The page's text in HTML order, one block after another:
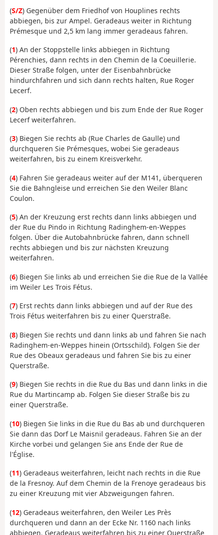
(S/Z) Gegenüber dem Friedhof von Houplines rechts
abbiegen, bis zur Ampel. Geradeaus weiter in Richtung
Prémesque und 2,5 km lang immer geradeaus fahren.
(1) An der Stoppstelle links abbiegen in Richtung
Pérenchies, dann rechts in den Chemin de la Coeuillerie.
Dieser Straße folgen, unter der Eisenbahnbrücke
hindurchfahren und sich dann rechts halten, Rue Roger
Lecerf.
(2) Oben rechts abbiegen und bis zum Ende der Rue Roger
Lecerf weiterfahren.
(3) Biegen Sie rechts ab (Rue Charles de Gaulle) und
durchqueren Sie Prémesques, wobei Sie geradeaus
weiterfahren, bis zu einem Kreisverkehr.
(4) Fahren Sie geradeaus weiter auf der M141, überqueren
Sie die Bahngleise und erreichen Sie den Weiler Blanc
Coulon.
(5) An der Kreuzung erst rechts dann links abbiegen und
der Rue du Pindo in Richtung Radinghem-en-Weppes
folgen. Über die Autobahnbrücke fahren, dann schnell
rechts abbiegen und bis zur nächsten Kreuzung
weiterfahren.
(6) Biegen Sie links ab und erreichen Sie die Rue de la Vallée
im Weiler Les Trois Fétus.
(7) Erst rechts dann links abbiegen und auf der Rue des
Trois Fétus weiterfahren bis zu einer Querstraße.
(8) Biegen Sie rechts und dann links ab und fahren Sie nach
Radinghem-en-Weppes hinein (Ortsschild). Folgen Sie der
Rue des Obeaux geradeaus und fahren Sie bis zu einer
Querstraße.
(9) Biegen Sie rechts in die Rue du Bas und dann links in die
Rue du Martincamp ab. Folgen Sie dieser Straße bis zu
einer Querstraße.
(10) Biegen Sie links in die Rue du Bas ab und durchqueren
Sie dann das Dorf Le Maisnil geradeaus. Fahren Sie an der
Kirche vorbei und gelangen Sie ans Ende der Rue de
l'Église.
(11) Geradeaus weiterfahren, leicht nach rechts in die Rue
de la Fresnoy. Auf dem Chemin de la Frenoye geradeaus bis
zu einer Kreuzung mit vier Abzweigungen fahren.
(12) Geradeaus weiterfahren, den Weiler Les Près
durchqueren und dann an der Ecke Nr. 1160 nach links
abbiegen. Geradeaus weiterfahren bis zu einer Querstraße